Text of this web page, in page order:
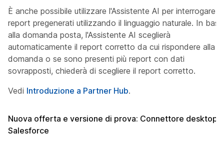
È anche possibile utilizzare l'Assistente AI per interrogare i
report pregenerati utilizzando il linguaggio naturale. In base
alla domanda posta, l'Assistente AI sceglierà
automaticamente il report corretto da cui rispondere alla
domanda o se sono presenti più report con dati
sovrapposti, chiederà di scegliere il report corretto.
Vedi Introduzione a Partner Hub.
Nuova offerta e versione di prova: Connettore desktop
Salesforce